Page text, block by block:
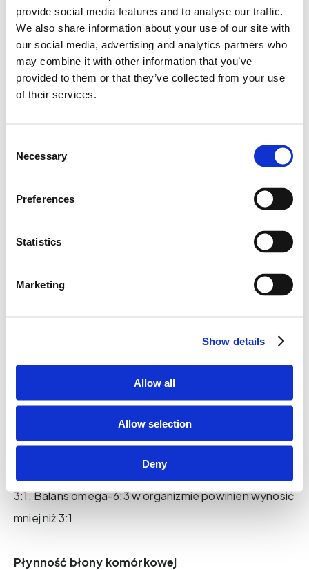
provide social media features and to analyse our traffic.
We also share information about your use of our site with
our social media, advertising and analytics partners who
may combine it with other information that you’ve
provided to them or that they’ve collected from your use
of their services.
Selection
Necessary
Preferences
Statistics
Marketing
Show details
Allow all
Allow selection
Deny
(AA) / Omega-3 (EPA)
Podczas wykonywania drugiego obliczenia każdemu
wskaźnikowi przypisywana jest taka sama waga
i wartości pomiędzy 0 a 100. Wynik jest dzielony przez
ochrony, który optymalnie powinien wynosić więcej
niż 90. Uwaga! Wartości EPA i DHA mają duży wpływ
na wszystkie obliczenia. Jeśli zawartość procentowa
EPA i DHA jest niska, nierzadko bardzo niski (lub nawet
Współczynnik Omega-3 to podsumowanie wartości
tłuszczowych Omega-3 EPA i DHA. Idealny poziom
wynosi co najmniej 8%, a najlepiej, jeśli sięga 10%.
Balans Omega-6:3
Balans oblicza się, dzieląc wartość procentową AA
przez wartość procentową EPA (AA/EPA), która jest
następnie wyrażana jako wartość balansu, na przykład
3:1. Balans omega-6:3 w organizmie powinien wynosić
mniej niż 3:1.
Płynność błony komórkowej